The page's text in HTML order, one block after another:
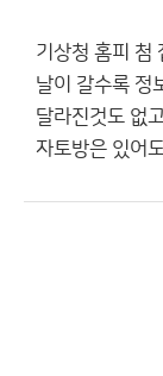
기상청 홈피 첨
날이 갈수록 정
달라진것도 없
자토방은 있어